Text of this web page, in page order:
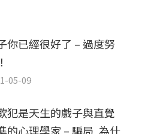
你已經很好了 – 過度努
05-09
犯是天生的戲子與直覺
的心理學家 – 騙局, 為什